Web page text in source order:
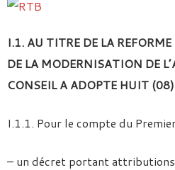
I.1. AU TITRE DE LA
DE LA MODERNISATION DE
CONSEIL A ADOPTE HUIT
I.1.1. Pour le compte du
– un décret portant